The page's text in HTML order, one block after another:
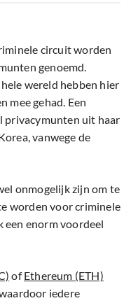
circuit worden
genoemd.
wereld hebben hier
mee gehad. Een
privacymunten uit haar
vanwege de
onmogelijk zijn om te
worden voor criminele
enorm voordeel
ofEthereum (ETH)
iedere